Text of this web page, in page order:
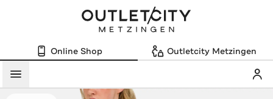
Online Shop Outletcity Metzingen
Menü